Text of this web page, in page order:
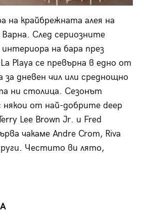
на крайбрежната алея на
След сериозните
на бара през
Playa се превърна в едно от
дневен чил или среднощно
ни столица. Сезонът
някои от най-добрите deep
Lee Brown Jr. и Fred
чакаме Andre Crom, Riva
Честито ви лято,